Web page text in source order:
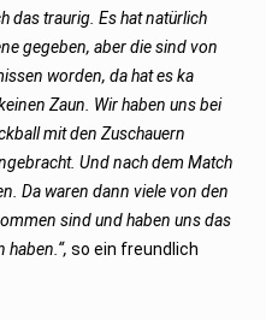
das traurig. Es hat natürlich
gegeben, aber die sind von
worden, da hat es ka
Zaun. Wir haben uns bei
mit den Zuschauern
Und nach dem Match
Da waren dann viele von den
sind und haben uns das
haben.“, so ein freundlich